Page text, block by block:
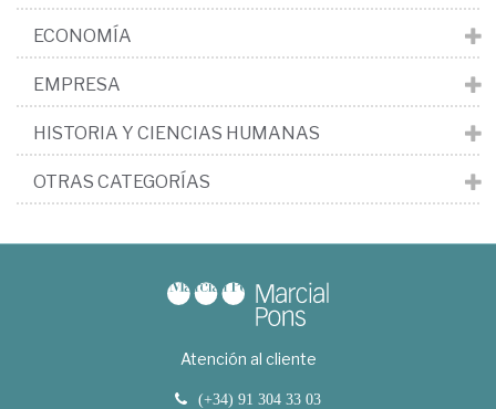
ECONOMÍA
EMPRESA
HISTORIA Y CIENCIAS HUMANAS
OTRAS CATEGORÍAS
Atención al cliente
(+34) 91 304 33 03